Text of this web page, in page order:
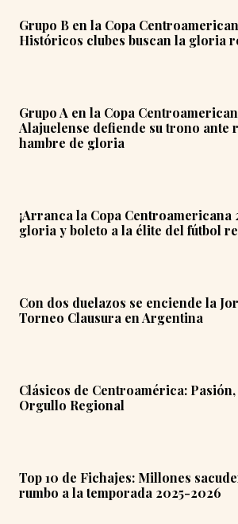
Grupo B en la Copa
Históricos clubes buscan la gloria
Grupo A en la Copa
Alajuelense defiende su trono ante
hambre de gloria
¡Arranca la Copa Centroamericana
gloria y boleto a la élite del fútbol
Con dos duelazos se enciende la
Torneo Clausura en Argentina
Clásicos de Centroamérica:
Orgullo Regional
Top 10 de Fichajes: Millones
rumbo a la temporada 2025-2026